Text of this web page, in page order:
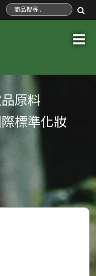
原料
標準化妝